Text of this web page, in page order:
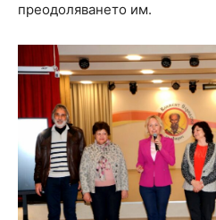
преодоляването им.